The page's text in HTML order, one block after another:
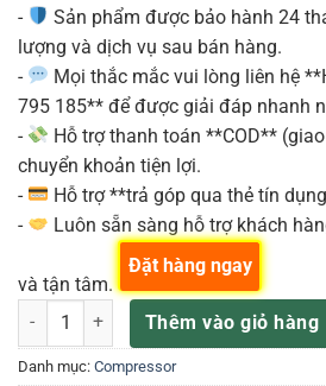
-
Sản phẩm được bảo hành 24
lượng và dịch vụ sau bán hàng.
-
Mọi thắc mắc vui lòng liên hệ
795 185** để được giải đáp nhanh
-
Hỗ trợ thanh toán **COD**
chuyển khoản tiện lợi.
-
Hỗ trợ **trả góp qua thẻ tín
-
Luôn sẵn sàng hỗ trợ khách
và tận tâm.
Behringer 369 – Bộ Nén Âm Stereo 2
Thêm vào giỏ hàng
Đặt hàng ngay
Danh mục: Compressor